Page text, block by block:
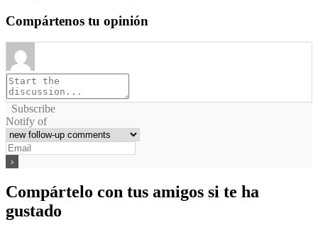
Compártenos tu opinión
Subscribe
Notify of
Compártelo con tus amigos si te ha
gustado